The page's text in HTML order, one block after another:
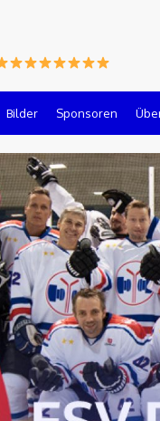
Bilder Sponsoren